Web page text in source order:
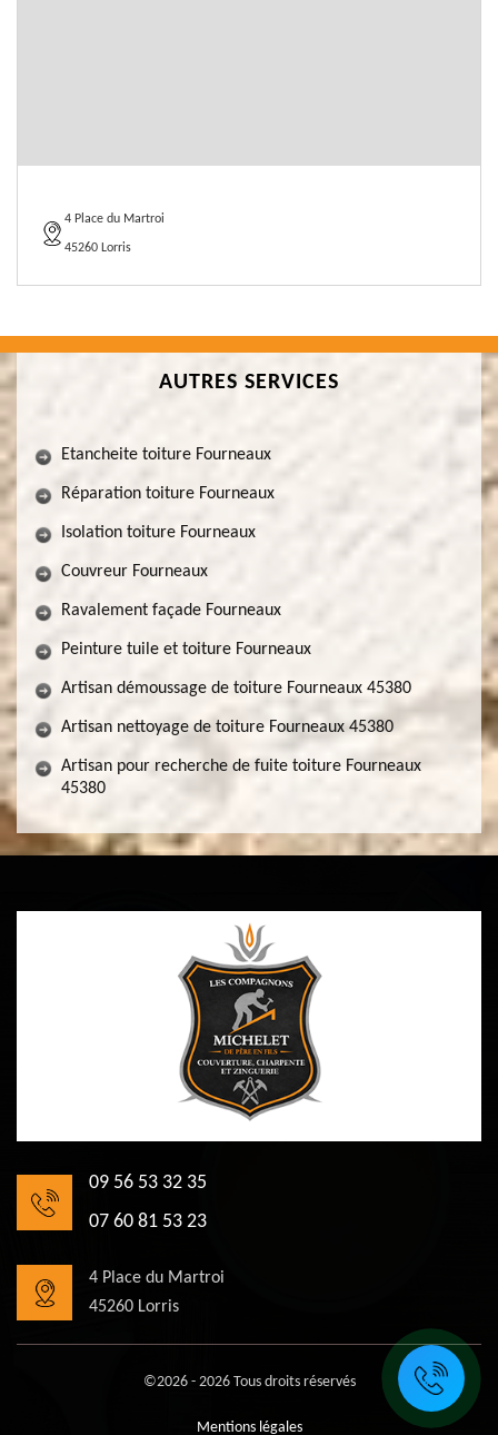
4 Place du Martroi
45260 Lorris
AUTRES SERVICES
Etancheite toiture Fourneaux
Réparation toiture Fourneaux
Isolation toiture Fourneaux
Couvreur Fourneaux
Ravalement façade Fourneaux
Peinture tuile et toiture Fourneaux
Artisan démoussage de toiture Fourneaux 45380
Artisan nettoyage de toiture Fourneaux 45380
Artisan pour recherche de fuite toiture Fourneaux
45380
09 56 53 32 35
07 60 81 53 23
4 Place du Martroi
45260 Lorris
©2026 - 2026 Tous droits réservés
Mentions légales